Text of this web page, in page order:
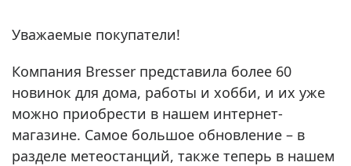
Уважаемые покупатели!
Компания Bresser представила более 60
новинок для дома, работы и хобби, и их уже
можно приобрести в нашем интернет-
магазине. Самое большое обновление – в
разделе метеостанций, также теперь в нашем